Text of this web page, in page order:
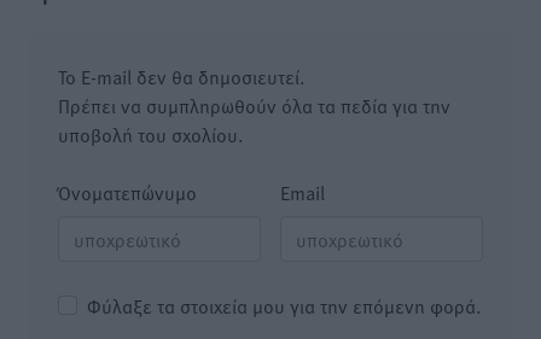
Το E-mail δεν θα δημοσιευτεί.
Πρέπει να συμπληρωθούν όλα τα πεδία για την
υποβολή του σχολίου.
Όνοματεπώνυμο Email
Φύλαξε τα στοιχεία μου για την επόμενη φορά.